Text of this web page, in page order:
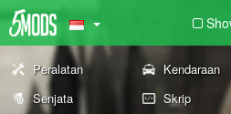
Peralatan Kendaraan
Senjata
Skrip